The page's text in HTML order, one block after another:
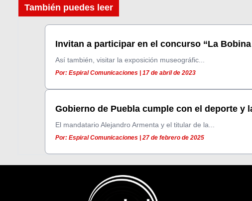
También puedes leer
Invitan a participar en el concurso “La Bobina
Así también, visitar la exposición museográfic...
Por: Espiral Comunicaciones | 17 de abril de 2023
Gobierno de Puebla cumple con el deporte y
El mandatario Alejandro Armenta y el titular de la...
Por: Espiral Comunicaciones | 27 de febrero de 2025